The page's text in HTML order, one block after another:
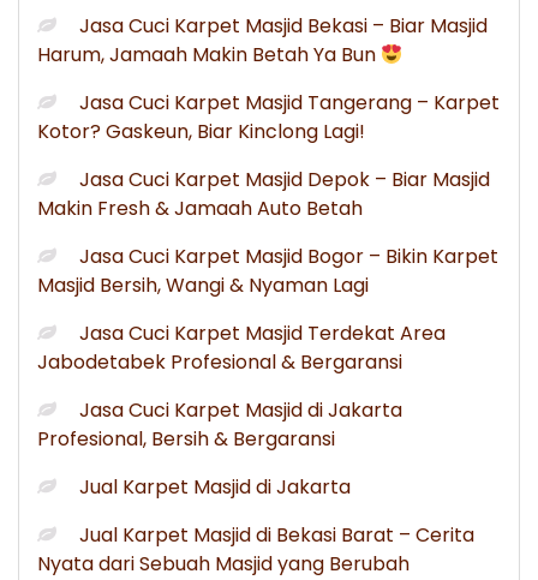
Jasa Cuci Karpet Masjid Bekasi – Biar Masjid
Harum, Jamaah Makin Betah Ya Bun
Jasa Cuci Karpet Masjid Tangerang – Karpet
Kotor? Gaskeun, Biar Kinclong Lagi!
Jasa Cuci Karpet Masjid Depok – Biar Masjid
Makin Fresh & Jamaah Auto Betah
Jasa Cuci Karpet Masjid Bogor – Bikin Karpet
Masjid Bersih, Wangi & Nyaman Lagi
Jasa Cuci Karpet Masjid Terdekat Area
Jabodetabek Profesional & Bergaransi
Jasa Cuci Karpet Masjid di Jakarta
Profesional, Bersih & Bergaransi
Jual Karpet Masjid di Jakarta
Jual Karpet Masjid di Bekasi Barat – Cerita
Nyata dari Sebuah Masjid yang Berubah